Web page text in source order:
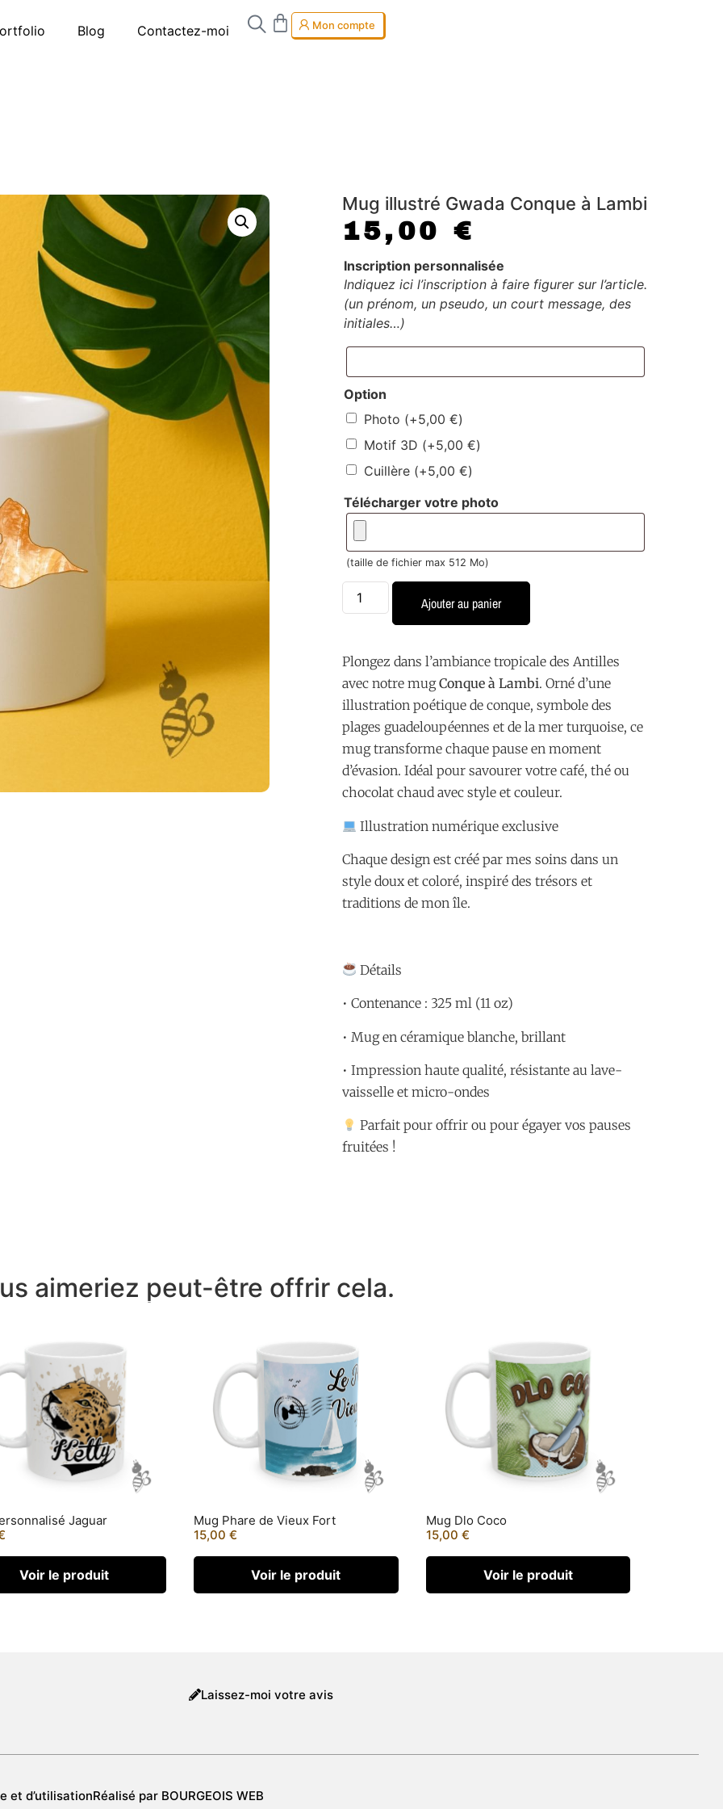
Blog Contactez-moi Mon compte
Mug illustré Gwada Conque à Lambi
15,00€
Inscription personnalisée
Indiquez ici l’inscription à faire figurer sur l’article.
(un prénom, un pseudo, un court message, des
initiales…)
Option
Photo (+5,00 €)
Motif 3D (+5,00 €)
Cuillère (+5,00 €)
Télécharger votre photo
(taille de fichier max 512 Mo)
Ajouter au panier
Plongez dans l’ambiance tropicale des Antilles
avec notre mugConque à Lambi. Orné d’une
illustration poétique de conque, symbole des
plages guadeloupéennes et de la mer turquoise, ce
mug transforme chaque pause en moment
d’évasion. Idéal pour savourer votre café, thé ou
chocolat chaud avec style et couleur.
Illustration numérique exclusive
Chaque design est créé par mes soins dans un
style doux et coloré, inspiré des trésors et
traditions de mon île.
Détails
• Contenance : 325 ml (11 oz)
• Mug en céramique blanche, brillant
• Impression haute qualité, résistante au lave-
vaisselle et micro-ondes
Parfait pour offrir ou pour égayer vos pauses
fruitées !
aimeriez peut-être offrir cela.
Jaguar
Voir le produit
Mug Phare de Vieux Fort
15,00 €
Voir le produit
Mug Dlo Coco
15,00 €
Voir le produit
Laissez-moi votre avis
et d’utilisationRéalisé par BOURGEOIS WEB